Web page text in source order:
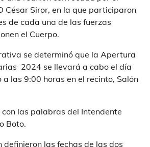
César Siror, en la que participaron
de cada una de las fuerzas
el Cuerpo.
se determinó que la Apertura
2024 se llevará a cabo el día
las 9:00 horas en el recinto, Salón
las palabras del Intendente
Boto.
definieron las fechas de las dos